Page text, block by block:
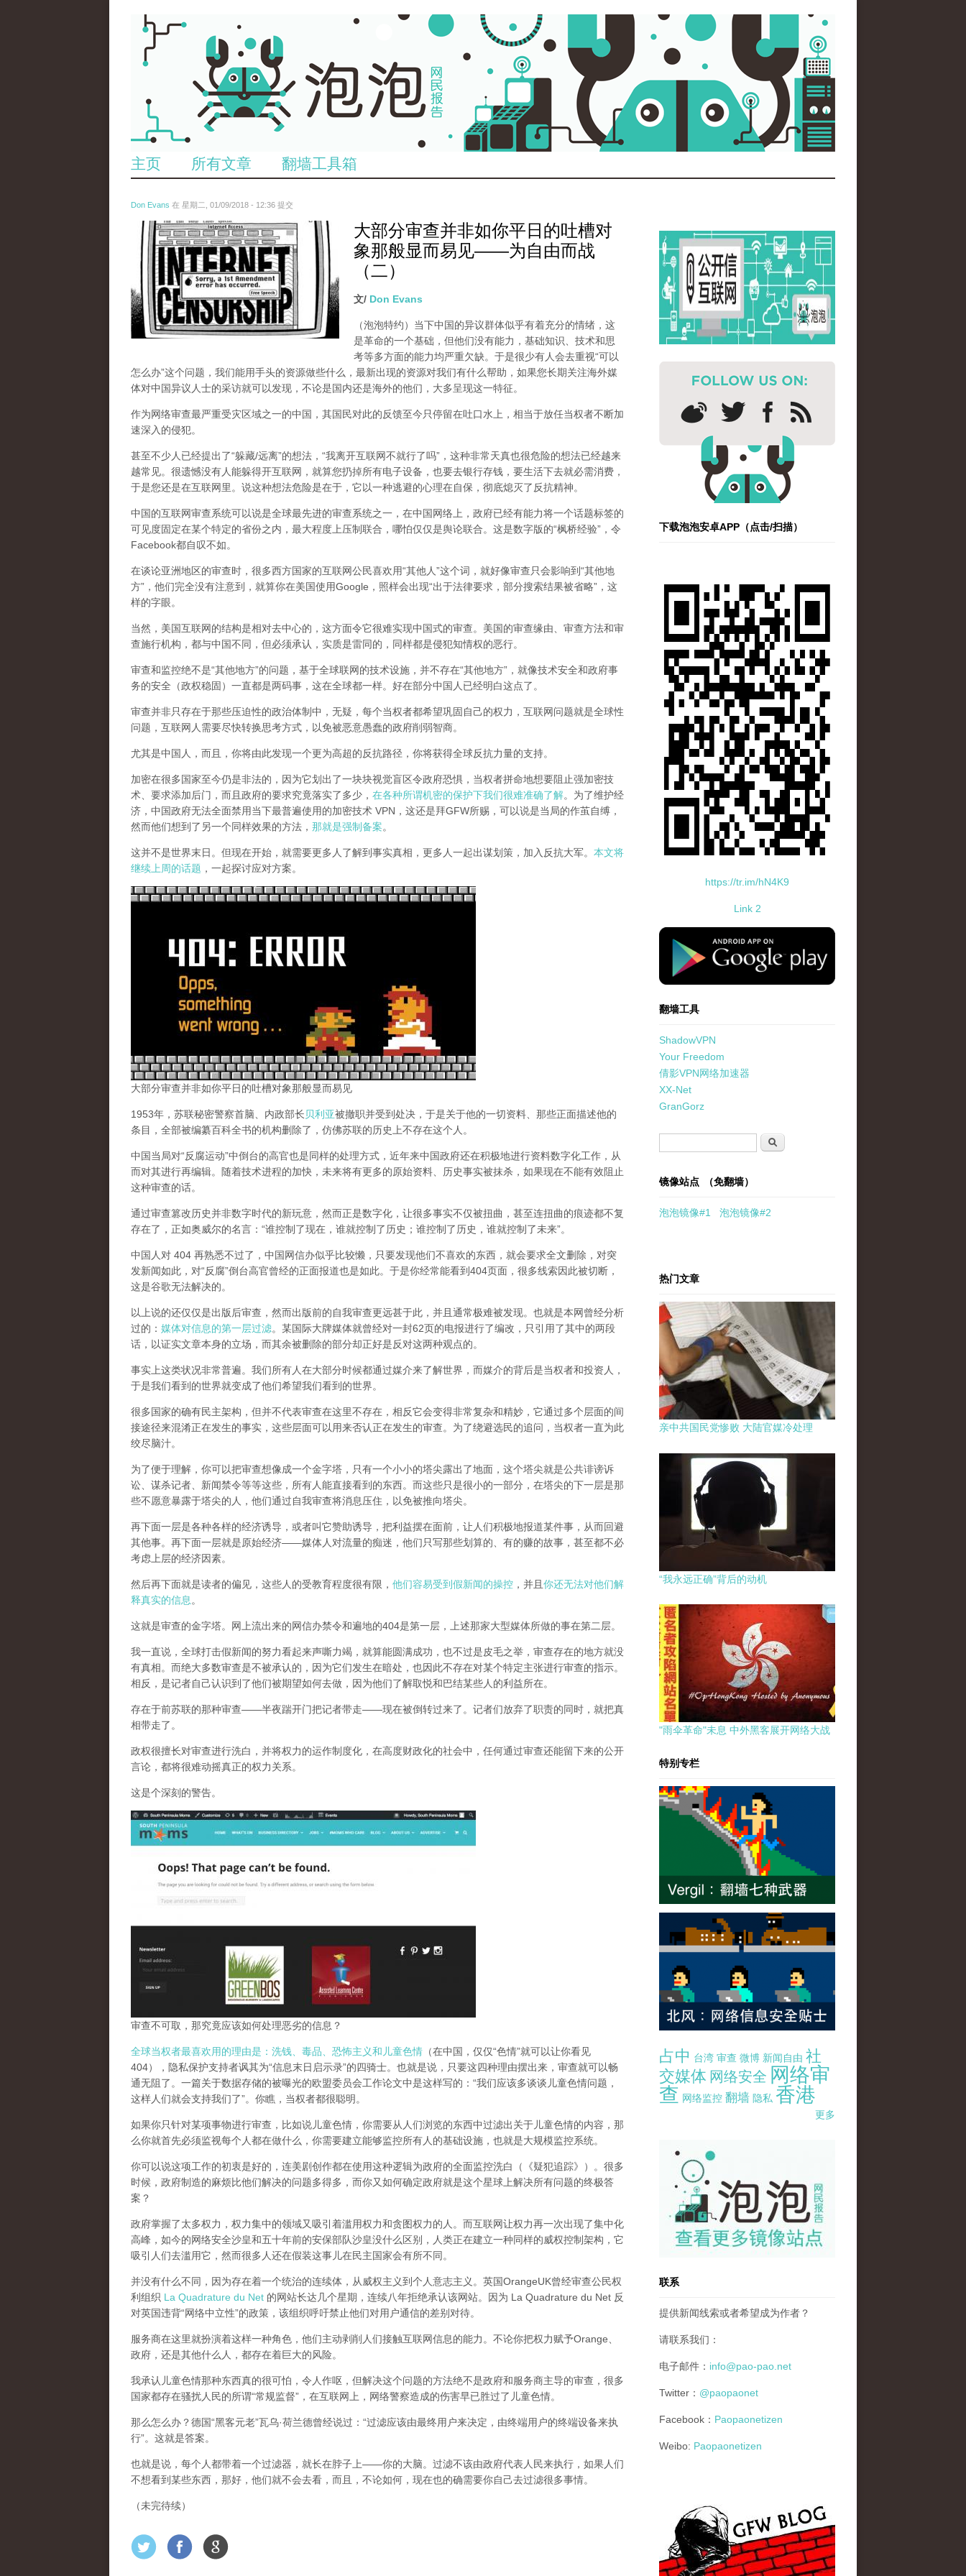
主页 所有文章 翻墙工具箱
Don Evans 在 星期二, 01/09/2018 - 12:36 提交
wechatimg866.jpeg
大部分审查并非如你平日的吐槽对
象那般显而易见——为自由而战
（二）
文/ Don Evans
（泡泡特约） 当下中国的异议群体似乎有着充分的情绪，这
是革命的一个基础，但他们没有能力，基础知识、技术和思
考等多方面的能力均严重欠缺。于是很少有人会去重视“可以
怎么办”这个问题，我们能用手头的资源做些什么，最新出现的资源对我们有什么帮助，如果您长期关注海外媒
体对中国异议人士的采访就可以发现，不论是国内还是海外的他们，大多呈现这一特征。
作为网络审查最严重受灾区域之一的中国，其国民对此的反馈至今只停留在吐口水上，相当于放任当权者不断加
速深入的侵犯。
甚至不少人已经提出了“躲藏/远离”的想法，“我离开互联网不就行了吗”，这种非常天真也很危险的想法已经越来
越常见。很遗憾没有人能躲得开互联网，就算您扔掉所有电子设备，也要去银行存钱，要生活下去就必需消费，
于是您还是在互联网里。说这种想法危险是在于，它以一种逃避的心理在自保，彻底熄灭了反抗精神。
中国的互联网审查系统可以说是全球最先进的审查系统之一，在中国网络上，政府已经有能力将一个话题标签的
可见度固定在某个特定的省份之内，最大程度上压制联合 ，哪怕仅仅是舆论联合。这是数字版的“枫桥经验”，令
Facebook都自叹不如。
在谈论亚洲地区的审查时，很多西方国家的互联网公民喜欢用“其他人”这个词，就好像审查只会影响到“其他地
方”，他们完全没有注意到， 就算你在美国使用Google，照样会出现“出于法律要求，部分搜索结果被省略”，这
样的字眼。
当然，美国互联网的结构是相对去中心的，这方面令它很难实现中国式的审查。美国的审查缘由、审查方法和审
查施行机构，都与中国不同，但必须承认， 实质是雷同的，同样都是侵犯知情权的恶行。
审查和监控绝不是“其他地方”的问题，基于全球联网的技术设施，并不存在“其他地方”，就像技术安全和政府事
务的安全（政权稳固）一直都是两码事，这在全球都一样。好在部分中国人已经明白这点了。
审查并非只存在于那些压迫性的政治体制中，无疑，每个当权者都希望巩固自己的权力，互联网问题就是全球性
问题，互联网人需要尽快转换思考方式，以免被恶意愚蠢的政府削弱智商。
尤其是中国人，而且，你将由此发现一个更为高超的反抗路径，你将获得全球反抗力量的支持。
加密在很多国家至今仍是非法的，因为它划出了一块块视觉盲区令政府恐惧，当权者拼命地想要阻止强加密技
术、要求添加后门，而且政府的要求究竟落实了多少， 在各种所谓机密的保护下我们很难准确了解。为了维护经
济，中国政府无法全面禁用当下最普遍使用的加密技术 VPN，这还是拜GFW所赐，可以说是当局的作茧自缚，
然而他们想到了另一个同样效果的方法， 那就是强制备案。
这并不是世界末日。但现在开始，就需要更多人了解到事实真相，更多人一起出谋划策，加入反抗大军。 本文将
继续上周的话题 ，一起探讨应对方案。
大部分审查并非如你平日的吐槽对象那般显而易见
1953年，苏联秘密警察首脑、内政部长贝利亚被撤职并受到处决，于是关于他的一切资料、那些正面描述他的
条目，全部被编纂百科全书的机构删除了，仿佛苏联的历史上不存在这个人。
中国当局对“反腐运动”中倒台的高官也是同样的处理方式，近年来中国政府还在积极地进行资料数字化工作，从
而对其进行再编辑。随着技术进程的加快，未来将有更多的原始资料、历史事实被抹杀，如果现在不能有效阻止
这种审查的话。
通过审查篡改历史并非数字时代的新玩意，然而正是数字化，让很多事实不仅被扭曲，甚至连扭曲的痕迹都不复
存在了，正如奥威尔的名言：“谁控制了现在，谁就控制了历史；谁控制了历史，谁就控制了未来”。
中国人对 404 再熟悉不过了，中国网信办似乎比较懒，只要发现他们不喜欢的东西，就会要求全文删除，对突
发新闻如此，对“反腐”倒台高官曾经的正面报道也是如此。于是你经常能看到404页面， 很多线索因此被切断，
这是谷歌无法解决的。
以上说的还仅仅是出版后审查，然而出版前的自我审查更远甚于此，并且通常极难被发现。 也就是本网曾经分析
过的： 媒体对信息的第一层过滤。某国际大牌媒体就曾经对一封62页的电报进行了编改，只引用了其中的两段
话，以证实文章本身的立场，而其余被删除的部分却正好是反对这两种观点的。
事实上这类状况非常普遍。我们所有人在大部分时候都通过媒介来了解世界，而媒介的背后是当权者和投资人，
于是我们看到的世界就变成了他们希望我们看到的世界。
很多国家的确有民主架构，但并不代表审查在这里不存在，相反它会变得非常复杂和精妙，它通过多个层面的间
接途径来混淆正在发生的事实，这些层面可以用来否认正在发生的审查。为了绕避选民的追问，当权者一直为此
绞尽脑汁。
为了便于理解，你可以把审查想像成一个金字塔，只有一个小小的塔尖露出了地面，这个塔尖就是公共诽谤诉
讼、谋杀记者、新闻禁令等等这些，所有人能直接看到的东西。而这些只是很小的一部分，在塔尖的下一层是那
些不愿意暴露于塔尖的人，他们通过自我审查将消息压住，以免被推向塔尖。
再下面一层是各种各样的经济诱导，或者叫它赞助诱导，把利益摆在面前，让人们积极地报道某件事，从而回避
其他事。再下面一层就是原始经济——媒体人对流量的痴迷，他们只写那些划算的、有的赚的故事，甚至都不必
考虑上层的经济因素。
然后再下面就是读者的偏见，这些人的受教育程度很有限， 他们容易受到假新闻的操控 ，并且 你还无法对他们解
释真实的信息 。
这就是审查的金字塔。网上流出来的网信办禁令和遍地的404是第一层，上述那家大型媒体所做的事在第二层。
我一直说，全球打击假新闻的努力看起来声嘶力竭，就算能圆满成功，也不过是皮毛之举，审查存在的地方就没
有真相。而绝大多数审查是不被承认的，因为它们发生在暗处，也因此不存在对某个特定主张进行审查的指示。
相反，是记者自己认识到了他们被期望如何去做，因为他们了解取悦和巴结某些人的利益所在。
存在于前苏联的那种审查——半夜踹开门把记者带走——现在被倒转过来了。记者们放弃了职责的同时，就把真
相带走了。
政权很擅长对审查进行洗白，并将权力的运作制度化，在高度财政化的社会中，任何通过审查还能留下来的公开
言论，都将很难动摇真正的权力关系。
这是个深刻的警告。
审查不可取，那究竟应该如何处理恶劣的信息？
全球当权者最喜欢用的理由是：洗钱、毒品、恐怖主义和儿童色情 （在中国，仅仅“色情”就可以让你看见
404），隐私保护支持者讽其为“信息末日启示录”的四骑士。也就是说，只要这四种理由摆出来，审查就可以畅
通无阻了。一篇关于数据存储的被曝光的欧盟委员会工作论文中是这样写的：“我们应该多谈谈儿童色情问题，
这样人们就会支持我们了”。你瞧，当权者都很聪明。
如果你只针对某项事物进行审查，比如说儿童色情，你需要从人们浏览的东西中过滤出关于儿童色情的内容，那
么你就首先必须监视每个人都在做什么，你需要建立能够监控所有人的基础设施，也就是大规模监控系统。
你可以说这项工作的初衷是好的，连美剧创作都在使用这种逻辑为政府的全面监控洗白（《疑犯追踪》）。 很多
时候，政府制造的麻烦比他们解决的问题多得多，而你又如何确定政府就是这个星球上解决所有问题的终极答
案？
政府掌握了太多权力，权力集中的领域又吸引着滥用权力和贪图权力的人。而互联网让权力再一次出现了集中化
高峰， 如今的网络安全沙皇和五十年前的安保部队沙皇没什么区别，人类正在建立一种同样的威权控制架构，它
吸引人们去滥用它，然而很多人还在假装这事儿在民主国家会有所不同。
并没有什么不同，因为存在着一个统治的连续体，从威权主义到个人意志主义。英国OrangeUK曾经审查公民权
利组织 La Quadrature du Net 的网站长达几个星期，连续八年拒绝承认该网站。因为 La Quadrature du Net 反
对英国违背“网络中立性”的政策，该组织呼吁禁止他们对用户通信的差别对待。
服务商在这里就扮演着这样一种角色，他们主动剥削人们接触互联网信息的能力。不论你把权力赋予Orange、
政府，还是其他什么人，都存在着巨大的风险。
我承认儿童色情那种东西真的很可怕，令人作呕，但解决这个问题的方法绝不是政府和服务商主导的审查，很多
国家都存在骚扰人民的所谓“常规监督”，在互联网上，网络警察造成的伤害早已胜过了儿童色情。
那么怎么办？德国“黑客元老”瓦乌·荷兰德曾经说过：“过滤应该由最终用户来决定，由终端用户的终端设备来执
行”。这就是答案。
也就是说，每个人都带着一个过滤器，就长在脖子上——你的大脑。过滤不该由政府代表人民来执行，如果人们
不想看到某些东西，那好，他们就不会去看，而且，不论如何，现在也的确需要你自己去过滤很多事情。
（未完待续）
下载泡泡安卓APP（点击/扫描）
https://tr.im/hN4K9
Link 2
standard-icon-googleplay-app-store.png
翻墙工具
ShadowVPN
Your Freedom
倩影VPN网络加速器
XX-Net
GranGorz
搜索
镜像站点 （免翻墙）
泡泡镜像#1 泡泡镜像#2
热门文章
亲中共国民党惨败 大陆官媒冷处理
“我永远正确”背后的动机
"雨伞革命"未息 中外黑客展开网络大战
特别专栏
占中 台湾 审查 微博 新闻自由 社
交媒体 网络安全 网络审
查 网络监控 翻墙 隐私 香港
更多
pao-pao-banner-mirror-site-120814.jpg
联系
提供新闻线索或者希望成为作者？
请联系我们：
电子邮件： info@pao-pao.net
Twitter： @paopaonet
Facebook： Paopaonetizen
Weibo: Paopaonetizen
gfw_blog_small.jpg